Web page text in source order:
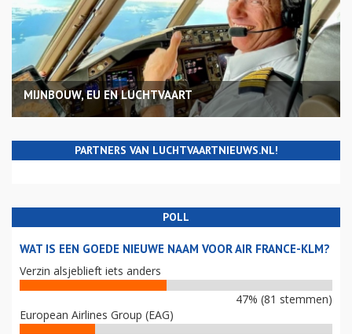
MIJNBOUW, EU EN LUCHTVAART
PARTNERS VAN LUCHTVAARTNIEUWS.NL!
POLL
WAT IS EEN GOEDE NIEUWE NAAM VOOR AIR FRANCE-KLM?
Verzin alsjeblieft iets anders
47% (81 stemmen)
European Airlines Group (EAG)